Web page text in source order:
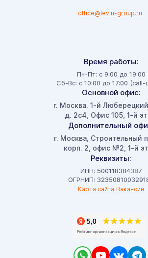
Время работы:
Пн-Пт: с 9:00 до 19:00
Сб-Вс: с 10:00 до 17:00 (call-
Основной офис:
г. Москва, 1-й
д. 2с4, Офис 105, 1-й
Дополнительный
г. Москва, Строительный
корп. 2, офис №2, 1-й
Реквизиты:
ИНН: 500118384387
ОГРНИП:
Карта сайта Вакансии
office@levin-group.ru